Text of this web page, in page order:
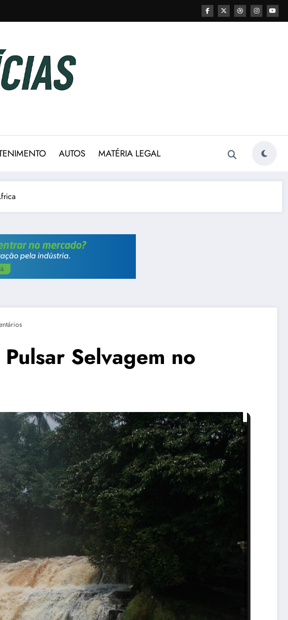
AUTOS MATÉRIA LEGAL
Selvagem no